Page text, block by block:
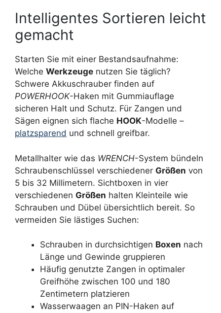
Intelligentes Sortieren leicht
gemacht
Starten Sie mit einer Bestandsaufnahme:
Welche Werkzeuge nutzen Sie täglich?
Schwere Akkuschrauber finden auf
POWERHOOK-Haken mit Gummiauflage
sicheren Halt und Schutz. Für Zangen und
Sägen eignen sich flache HOOK-Modelle –
platzsparend und schnell greifbar.
Metallhalter wie das WRENCH-System bündeln
Schraubenschlüssel verschiedener Größen von
5 bis 32 Millimetern. Sichtboxen in vier
verschiedenen Größen halten Kleinteile wie
Schrauben und Dübel übersichtlich bereit. So
vermeiden Sie lästiges Suchen:
Schrauben in durchsichtigen Boxen nach
Länge und Gewinde gruppieren
Häufig genutzte Zangen in optimaler
Greifhöhe zwischen 100 und 180
Zentimetern platzieren
Wasserwaagen an PIN-Haken auf